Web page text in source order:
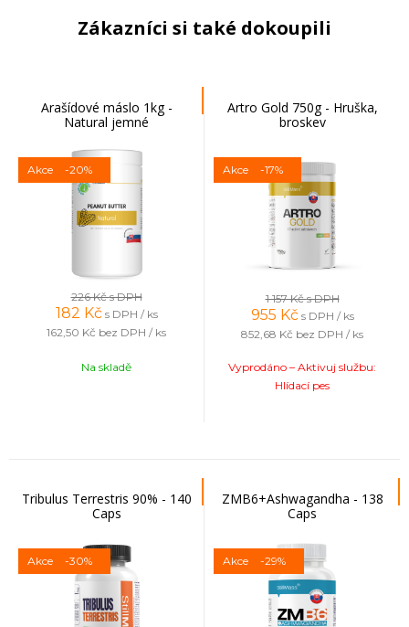
Zákazníci si také dokoupili
Arašídové máslo 1kg -
Natural jemné
Akce -20%
226 Kčs DPH
182 Kč s DPH / ks
162,50 Kč bez DPH / ks
Na skladě
Artro Gold 750g - Hruška,
broskev
Akce -17%
1 157 Kčs DPH
955 Kč s DPH / ks
852,68 Kč bez DPH / ks
Vyprodáno – Aktivuj službu:
Hlídací pes
Tribulus Terrestris 90% - 140
Caps
Akce -30%
ZMB6+Ashwagandha - 138
Caps
Akce -29%